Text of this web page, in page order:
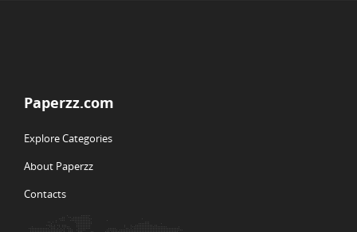
Paperzz.com
Explore Categories
About Paperzz
Contacts